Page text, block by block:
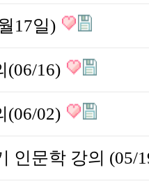
17일)
(06/16)
(06/02)